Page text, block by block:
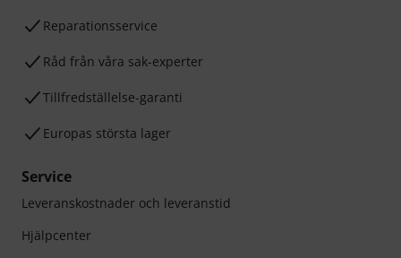
Reparationsservice
Råd från våra sak-experter
Tillfredställelse-garanti
Europas största lager
Service
Leveranskostnader och leveranstid
Hjälpcenter